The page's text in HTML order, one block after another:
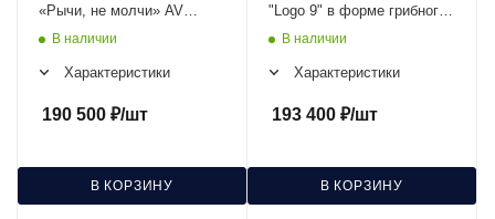
«Рычи, не молчи» AV
Kompleks
В наличии
Характеристики
190 500 ₽/шт
В КОРЗИНУ
"Logo 9" в форме грибного
домика AV Kompleks
В наличии
Характеристики
193 400 ₽/шт
В КОРЗИНУ